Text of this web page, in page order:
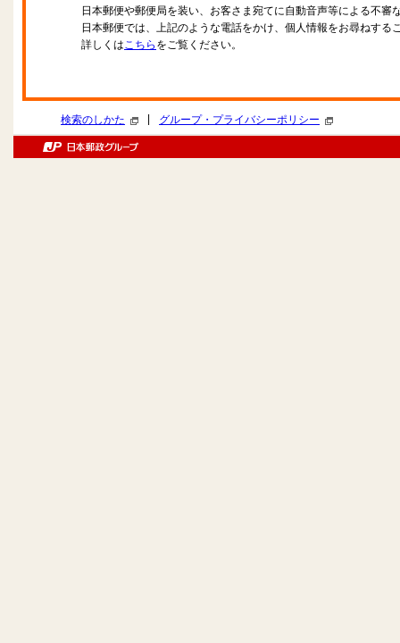
日本郵便や郵便局を装い、お客さま宛てに自動音声等による不審
日本郵便では、上記のような電話をかけ、個人情報をお尋ねする
詳しくはこちら をご覧ください。
検索のしかた グループ・プライバシーポリシー